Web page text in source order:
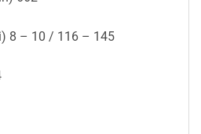
8 – 10 / 116 – 145